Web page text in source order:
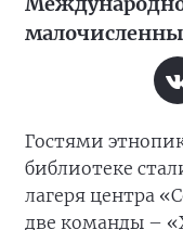
Гостями
библиотеке
лагеря центра
две команды –